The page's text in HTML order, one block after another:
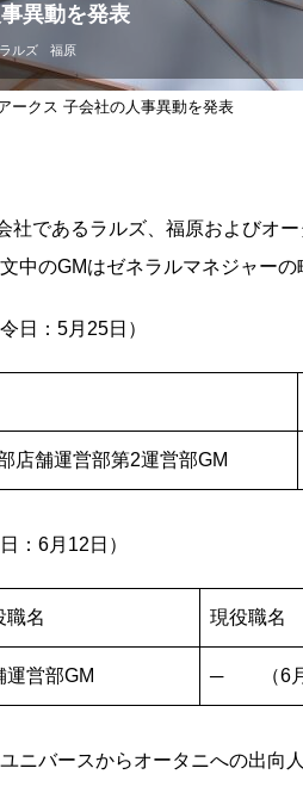
異動を発表
ラルズ 福原
ークス 子会社の人事異動を発表
社であるラルズ、福原およびオ
中のGMはゼネラルマネジャーの
日：5月25日）
店舗運営部第2運営部GM
：6月12日）
職名 現役職名
運営部GM ─ （6月1
ニバースからオータニへの出向